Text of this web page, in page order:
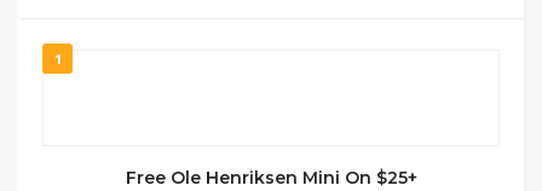
1
Free Ole Henriksen Mini On $25+